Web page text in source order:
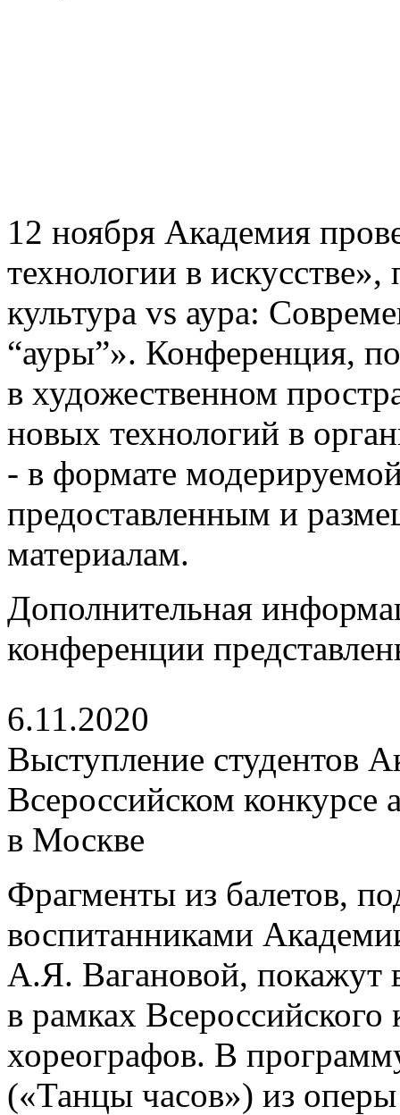
12 ноября Академия
технологии в
культура vs аура:
“ауры”». Конференция,
в художественном
новых технологий в
- в формате
предоставленным и
материалам.
Дополнительная
конференции
6.11.2020
Выступление студентов
Всероссийском конкурсе
в Москве
Фрагменты из балетов,
воспитанниками
А.Я. Вагановой, покажут
в рамках Всероссийского
хореографов. В
(«Танцы часов») из